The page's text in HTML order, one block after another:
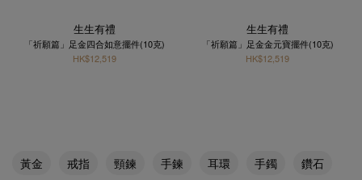
生生有禮
「祈願篇」足金四合如意擺件(10克)
HK$12,519
生生有禮
「祈願篇」足金金元寶擺件(10克)
HK$12,519
黃金 戒指 頸鍊 手鍊 耳環 手鐲
鑽石